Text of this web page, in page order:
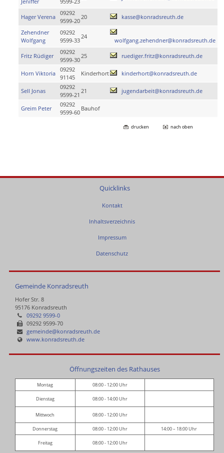
Hager Verena
09292
9599-20
20 kasse@konradsreuth.de
Zehendner
Wolfgang
09292
9599-33
24
wolfgang.zehendner@konradsreuth.de
Fritz Rüdiger
09292
9599-30
25 ruediger.fritz@konradsreuth.de
Horn Viktoria
09292
91145
Kinderhort kinderhort@konradsreuth.de
Sell Jonas
09292
9599-21
21 jugendarbeit@konradsreuth.de
Greim Peter
09292
9599-60
Bauhof
drucken nach oben
Quicklinks
Kontakt
Inhaltsverzeichnis
Impressum
Datenschutz
Gemeinde Konradsreuth
Hofer Str. 8
95176 Konradsreuth
09292 9599-0
09292 9599-70
gemeinde@konradsreuth.de
www.konradsreuth.de
Öffnungszeiten des Rathauses
Montag 08:00 - 12:00 Uhr
Dienstag 08:00 - 14:00 Uhr
Mittwoch 08:00 - 12:00 Uhr
Donnerstag 08:00 - 12:00 Uhr 14:00 – 18:00 Uhr
Freitag 08:00 - 12:00 Uhr